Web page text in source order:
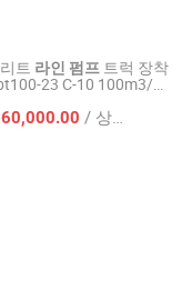
트 라인 펌프 트럭 장착
23 C-10 100m3/H
/ 상품